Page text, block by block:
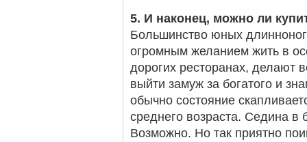
5. И наконец, можно ли
Большинство юных
огромным желанием жить в
дорогих ресторанах, делают
выйти замуж за богатого и
обычно состояние
среднего возраста. Седина в
Возможно. Но так приятно